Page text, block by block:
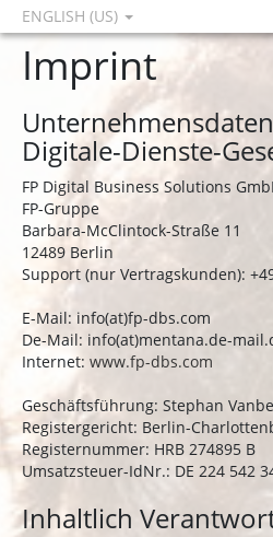
ENGLISH (US)
Imprint
Digitale-Dienste-
FP Digital Business Solutions
FP-Gruppe
Barbara-McClintock-Straße 11
12489 Berlin
Support (nur Vertragskunden):
E-Mail: info(at)fp-dbs.com
De-Mail: info(at)mentana.de-
Internet: www.fp-dbs.com
Geschäftsführung: Stephan
Registergericht: Berlin-
Registernummer: HRB 274895 B
Umsatzsteuer-IdNr.: DE 224 542
Inhaltlich